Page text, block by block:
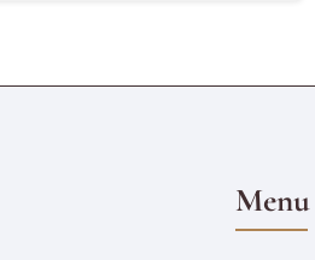
Menu